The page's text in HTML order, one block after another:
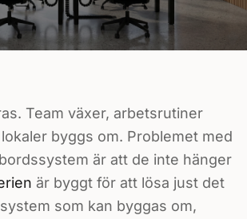
Team växer, arbetsrutiner
byggs om. Problemet med
är att de inte hänger
är byggt för att lösa just det
som kan byggas om,